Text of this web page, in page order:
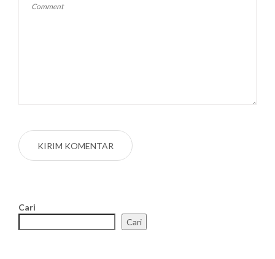
Cari
Cari